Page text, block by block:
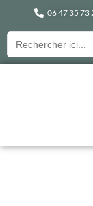
06 47 35 73
Recherche
pour :